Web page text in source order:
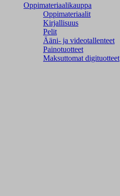
Oppimateriaalikauppa
Oppimateriaalit
Kirjallisuus
Pelit
Ääni- ja videotallenteet
Painotuotteet
Maksuttomat digituotteet